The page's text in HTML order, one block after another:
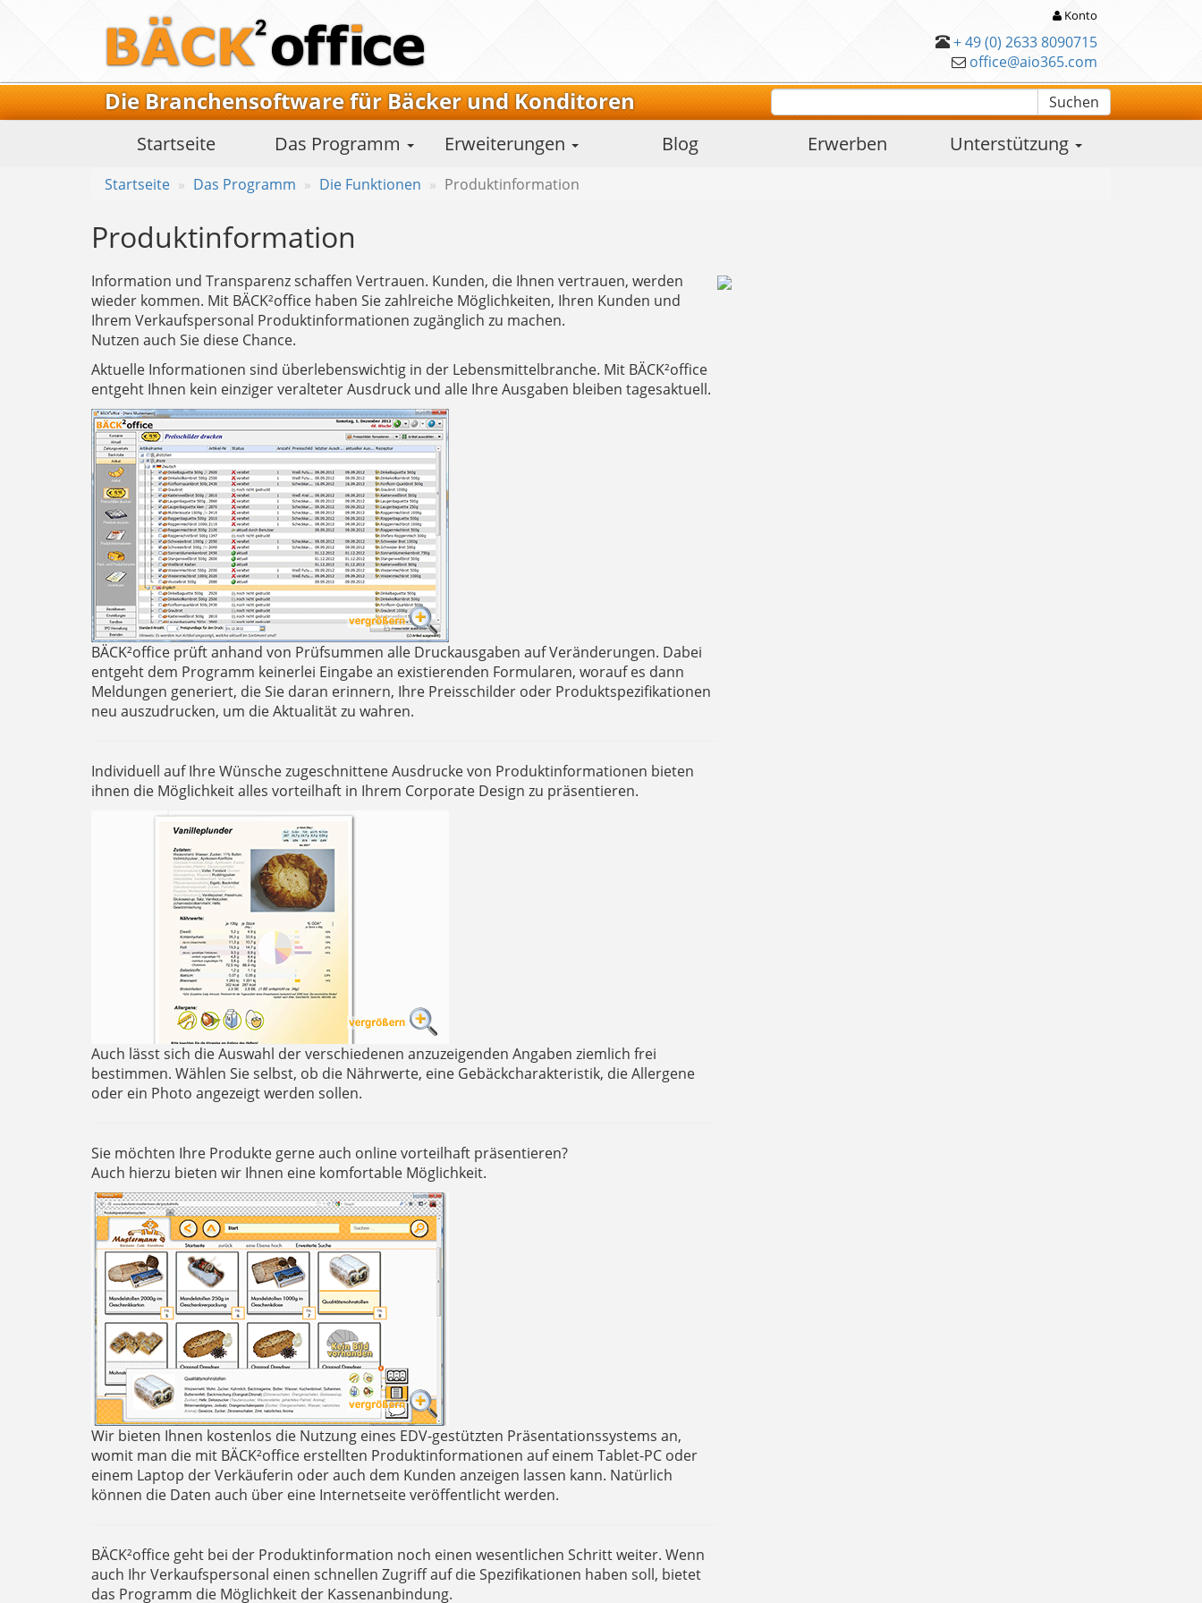
Konto
+ 49 (0) 2633 8090715
office@aio365.com
Die Branchensoftware für Bäcker und Konditoren Suchen
Startseite Das Programm Erweiterungen Blog Erwerben Unterstützung
Startseite Das Programm Die Funktionen Produktinformation
Produktinformation
Information und Transparenz schaffen Vertrauen. Kunden, die Ihnen vertrauen, werden
wieder kommen. Mit BÄCK²office haben Sie zahlreiche Möglichkeiten, Ihren Kunden und
Ihrem Verkaufspersonal Produktinformationen zugänglich zu machen.
Nutzen auch Sie diese Chance.
Aktuelle Informationen sind überlebenswichtig in der Lebensmittelbranche. Mit BÄCK²office
entgeht Ihnen kein einziger veralteter Ausdruck und alle Ihre Ausgaben bleiben tagesaktuell.
BÄCK²office prüft anhand von Prüfsummen alle Druckausgaben auf Veränderungen. Dabei
entgeht dem Programm keinerlei Eingabe an existierenden Formularen, worauf es dann
Meldungen generiert, die Sie daran erinnern, Ihre Preisschilder oder Produktspezifikationen
neu auszudrucken, um die Aktualität zu wahren.
Individuell auf Ihre Wünsche zugeschnittene Ausdrucke von Produktinformationen bieten
ihnen die Möglichkeit alles vorteilhaft in Ihrem Corporate Design zu präsentieren.
Auch lässt sich die Auswahl der verschiedenen anzuzeigenden Angaben ziemlich frei
bestimmen. Wählen Sie selbst, ob die Nährwerte, eine Gebäckcharakteristik, die Allergene
oder ein Photo angezeigt werden sollen.
Sie möchten Ihre Produkte gerne auch online vorteilhaft präsentieren?
Auch hierzu bieten wir Ihnen eine komfortable Möglichkeit.
Wir bieten Ihnen kostenlos die Nutzung eines EDV-gestützten Präsentationssystems an,
womit man die mit BÄCK²office erstellten Produktinformationen auf einem Tablet-PC oder
einem Laptop der Verkäuferin oder auch dem Kunden anzeigen lassen kann. Natürlich
können die Daten auch über eine Internetseite veröffentlicht werden.
BÄCK²office geht bei der Produktinformation noch einen wesentlichen Schritt weiter. Wenn
auch Ihr Verkaufspersonal einen schnellen Zugriff auf die Spezifikationen haben soll, bietet
das Programm die Möglichkeit der Kassenanbindung.